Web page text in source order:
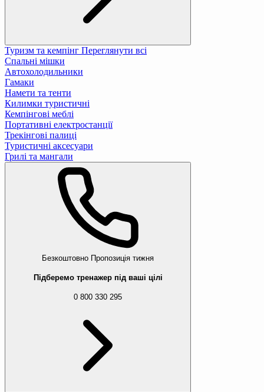
Туризм та кемпінг Переглянути всі
Спальні мішки
Автохолодильники
Гамаки
Намети та тенти
Килимки туристичні
Кемпінгові меблі
Портативні електростанції
Трекінгові палиці
Туристичні аксесуари
Грилі та мангали
Безкоштовно Пропозиція тижня
Підберемо тренажер під ваші цілі
0 800 330 295